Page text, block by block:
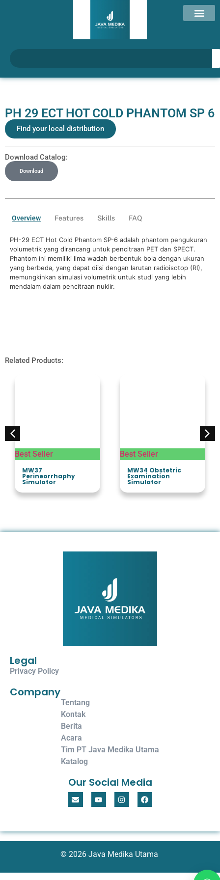
PH 29 ECT HOT COLD PHANTOM SP 6
Find your local distribution
Download Catalog:
Download
Overview Features Skills FAQ
PH-29 ECT Hot Cold Phantom SP-6 adalah phantom pengukuran
volumetrik yang dirancang untuk pencitraan PET dan SPECT.
Phantom ini memiliki lima wadah berbentuk bola dengan ukuran
yang berbeda, yang dapat diisi dengan larutan radioisotop (RI),
memungkinkan simulasi volumetrik untuk studi yang lebih
mendalam dalam pencitraan nuklir.
Related Products:
Best Seller
MW37
Perineorrhaphy
Simulator
Best Seller
MW34 Obstetric
Examination
Simulator
Legal
Privacy Policy
Tentang
Kontak
Berita
Acara
Tim PT Java Medika Utama
Katalog
Company
Our Social Media
© 2026 Java Medika Utama